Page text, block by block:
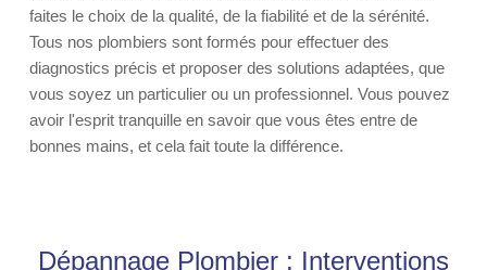
faites le choix de la qualité, de la fiabilité et de la sérénité.
Tous nos plombiers sont formés pour effectuer des
diagnostics précis et proposer des solutions adaptées, que
vous soyez un particulier ou un professionnel. Vous pouvez
avoir l'esprit tranquille en savoir que vous êtes entre de
bonnes mains, et cela fait toute la différence.
Dépannage Plombier : Interventions